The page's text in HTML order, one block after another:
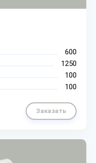
600
1250
100
100
Заказать